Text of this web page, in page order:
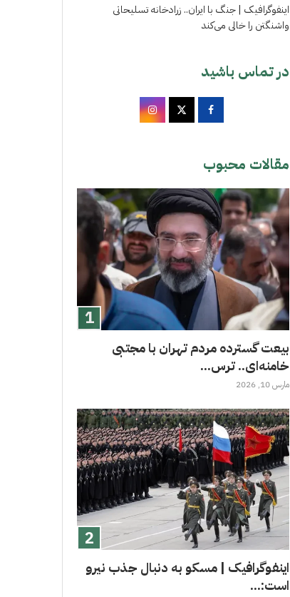
اینفوگرافیک | جنگ با ایران.. زرادخانه تسلیحاتی
واشنگتن را خالی می‌کند
در تماس باشید
مقالات محبوب
بیعت گسترده مردم تهران با مجتبی
خامنه‌ای.. ترس...
مارس 10, 2026
اینفوگرافیک | مسکو به دنبال جذب نیرو
است:...